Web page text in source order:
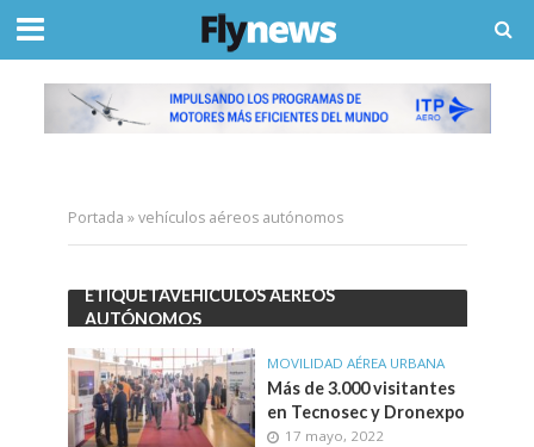
Portada »vehículos aéreos autónomos
ETIQUETAVEHÍCULOS AÉREOS
AUTÓNOMOS
MOVILIDAD AÉREA URBANA
Más de 3.000 visitantes
en Tecnosec y Dronexpo
17 mayo, 2022